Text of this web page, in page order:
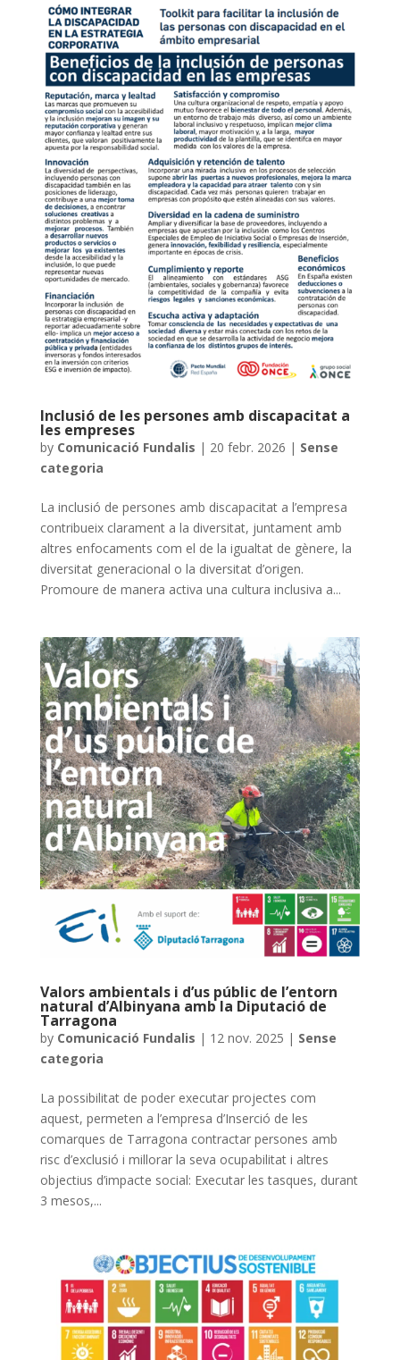
Inclusió de les persones amb discapacitat a
les empreses
by Comunicació Fundalis | 20 febr. 2026 | Sense
categoria
La inclusió de persones amb discapacitat a l’empresa
contribueix clarament a la diversitat, juntament amb
altres enfocaments com el de la igualtat de gènere, la
diversitat generacional o la diversitat d’origen.
Promoure de manera activa una cultura inclusiva a...
Valors ambientals i d’us públic de l’entorn
natural d’Albinyana amb la Diputació de
Tarragona
by Comunicació Fundalis | 12 nov. 2025 | Sense
categoria
La possibilitat de poder executar projectes com
aquest, permeten a l’empresa d’Inserció de les
comarques de Tarragona contractar persones amb
risc d’exclusió i millorar la seva ocupabilitat i altres
objectius d’impacte social: Executar les tasques, durant
3 mesos,...